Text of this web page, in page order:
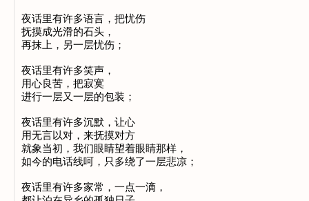
夜话里有许多语言，把忧伤
抚摸成光滑的石头，
再抹上，另一层忧伤；
夜话里有许多笑声，
用心良苦，把寂寞
进行一层又一层的包装；
夜话里有许多沉默，让心
用无言以对，来抚摸对方
就象当初，我们眼睛望着眼睛那样，
如今的电话线呵，只多绕了一层悲凉；
夜话里有许多家常，一点一滴，